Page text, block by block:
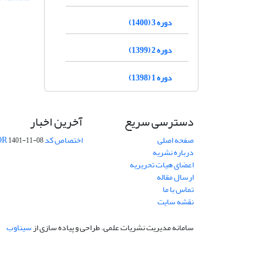
دوره 3 (1400)
دوره 2 (1399)
دوره 1 (1398)
دسترسی سریع
صفحه اصلی
درباره نشریه
اعضای هیات تحریریه
ارسال مقاله
تماس با ما
نقشه سایت
آخرین اخبار
اختصاص کد DOR1401-11-08
سامانه مدیریت نشریات علمی.طراحی و پیاده سازی ازسیناوب